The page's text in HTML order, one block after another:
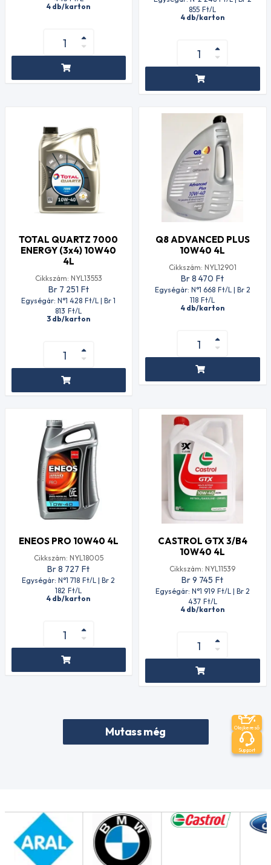
4 db/karton
855 Ft/L
4 db/karton
TOTAL QUARTZ 7000
ENERGY (3x4) 10W40
4L
Cikkszám: NYL13553
Br 7 251 Ft
Egységár: N°1 428 Ft/L | Br 1
813 Ft/L
3 db/karton
Q8 ADVANCED PLUS
10W40 4L
Cikkszám: NYL12901
Br 8 470 Ft
Egységár: N°1 668 Ft/L | Br 2
118 Ft/L
4 db/karton
ENEOS PRO 10W40 4L
Cikkszám: NYL18005
Br 8 727 Ft
Egységár: N°1 718 Ft/L | Br 2
182 Ft/L
4 db/karton
CASTROL GTX 3/B4
10W40 4L
Cikkszám: NYL11539
Br 9 745 Ft
Egységár: N°1 919 Ft/L | Br 2
437 Ft/L
4 db/karton
Mutass még Olajkereső
Support